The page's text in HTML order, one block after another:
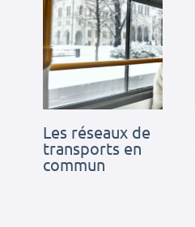
Les réseaux de
transports en
commun